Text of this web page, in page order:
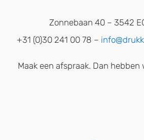
Zonnebaan 40 – 3542
+31 (0)30 241 00 78 –
Maak een afspraak. Dan hebben